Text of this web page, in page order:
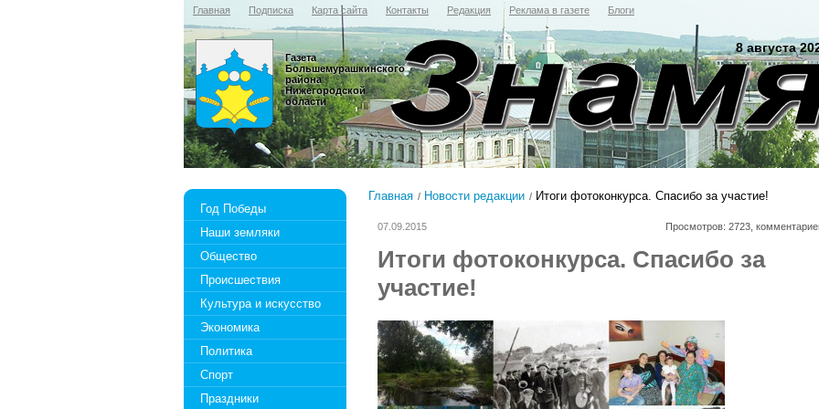
Главная Подписка Карта сайта Контакты Редакция Реклама в газете Блоги
8 августа
Газета
Большемурашкинского
района
Нижегородской
области
Год Победы
Наши земляки
Общество
Происшествия
Культура и искусство
Экономика
Политика
Спорт
Праздники
Главная Новости редакции Итоги фотоконкурса. Спасибо за участие!
07.09.2015 Просмотров: 2723,
Итоги фотоконкурса. Спасибо за
участие!